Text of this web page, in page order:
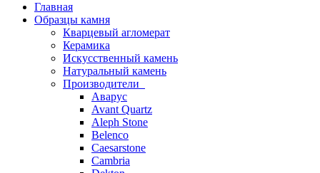
Главная
Образцы камня
Кварцевый агломерат
Керамика
Искусственный камень
Натуральный камень
Производители
Аварус
Avant Quartz
Aleph Stone
Belenco
Caesarstone
Cambria